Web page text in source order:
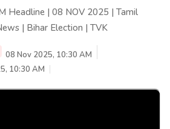
Headline | 08 NOV 2025 | Tamil
| Bihar Election | TVK
08 Nov 2025, 10:30 AM
10:30 AM